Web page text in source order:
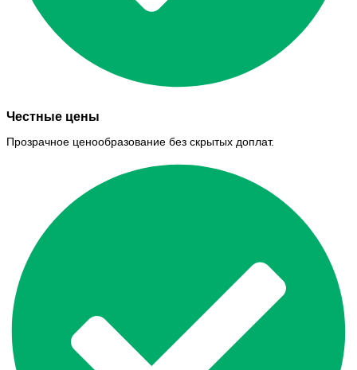
Честные цены
Прозрачное ценообразование без скрытых доплат.